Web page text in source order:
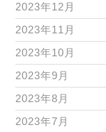
2023年12月
2023年11月
2023年10月
2023年9月
2023年8月
2023年7月